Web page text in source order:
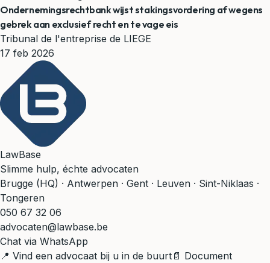
Ondernemingsrechtbank wijst stakingsvordering af wegens
gebrek aan exclusief recht en te vage eis
Tribunal de l'entreprise de LIEGE
17 feb 2026
LawBase
Slimme hulp, échte advocaten
Brugge (HQ) · Antwerpen · Gent · Leuven · Sint-Niklaas ·
Tongeren
050 67 32 06
advocaten@lawbase.be
Chat via WhatsApp
📍 Vind een advocaat bij u in de buurt 📄 Document